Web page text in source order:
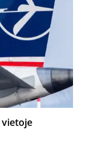
vietoje